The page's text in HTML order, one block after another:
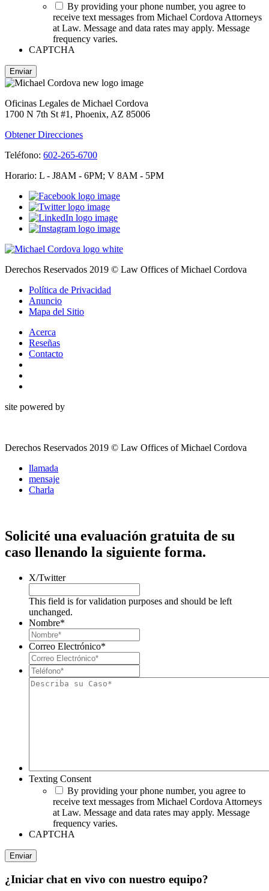
By providing your phone number, you agree to
receive text messages from Michael Cordova Attorneys
at Law. Message and data rates may apply. Message
frequency varies.
CAPTCHA
Oficinas Legales de Michael Cordova
1700 N 7th St #1, Phoenix, AZ 85006
Obtener Direcciones
Teléfono: 602-265-6700
Horario: L - J8AM - 6PM; V 8AM - 5PM
Derechos Reservados 2019 © Law Offices of Michael Cordova
Política de Privacidad
Anuncio
Mapa del Sitio
Acerca
Reseñas
Contacto
site powered by
Derechos Reservados 2019 © Law Offices of Michael Cordova
llamada
mensaje
Charla
Solicité una evaluación gratuita de su
caso llenando la siguiente forma.
X/Twitter
This field is for validation purposes and should be left
unchanged.
Nombre*
Correo Electrónico*
Teléfono*
Describa
Texting Consent
By providing your phone number, you agree to
receive text messages from Michael Cordova Attorneys
at Law. Message and data rates may apply. Message
frequency varies.
CAPTCHA
¿Iniciar chat en vivo con nuestro equipo?